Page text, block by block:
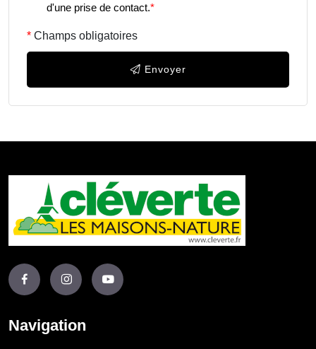
d'une prise de contact.*
Champs obligatoires
Envoyer
Navigation